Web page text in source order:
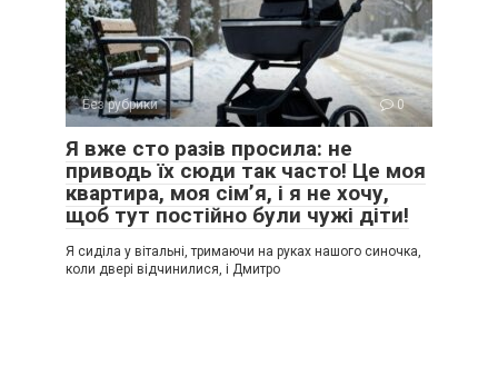
Без рубрики 0
Я вже сто разів просила: не
приводь їх сюди так часто! Це моя
квартира, моя сім’я, і я не хочу,
щоб тут постійно були чужі діти!
Я сиділа у вітальні, тримаючи на руках нашого синочка,
коли двері відчинилися, і Дмитро